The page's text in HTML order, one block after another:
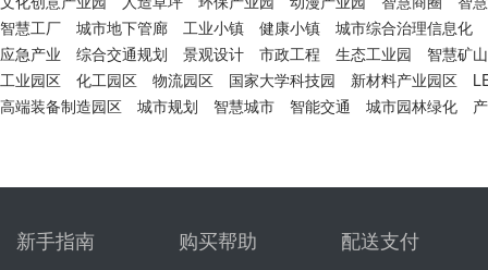
智慧工厂
城市地下管廊 工业小镇 健康小镇
城市综合治理信息化
应急产业
综合交通规划 景观设计 市政工程 生态工业园
智慧矿山
工业园区
化工园区 物流园区 国家大学科技园 新材料产业园区
高端装备制造园区
城市规划 智慧城市 智能交通 城市园林绿化
新手指南 购买帮助 配送支付